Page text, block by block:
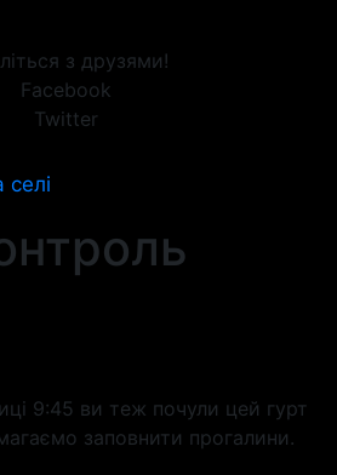
з друзями!
Facebook
Twitter
9:45 ви теж почули цей гурт
заповнити прогалини.